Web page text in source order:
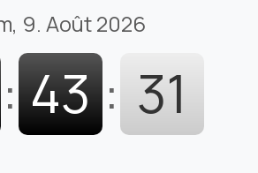
9. Août 2026
: 43 : 32